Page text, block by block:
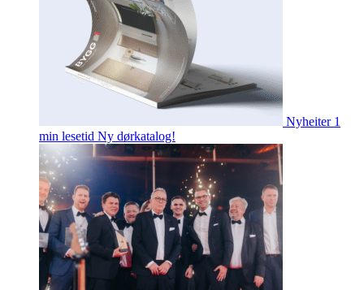
Nyheiter 1
min lesetid Ny dørkatalog!